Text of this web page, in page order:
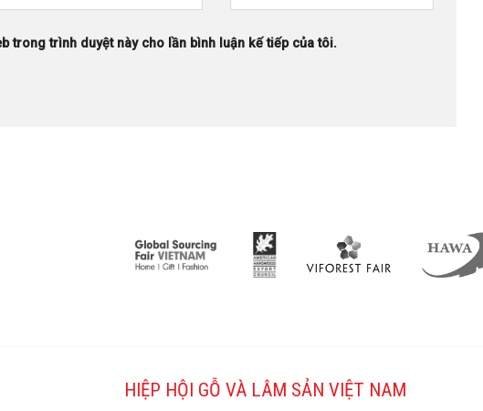
trong trình duyệt này cho lần bình luận kế tiếp của tôi.
HIỆP HỘI GỖ VÀ LÂM SẢN VIỆT NAM